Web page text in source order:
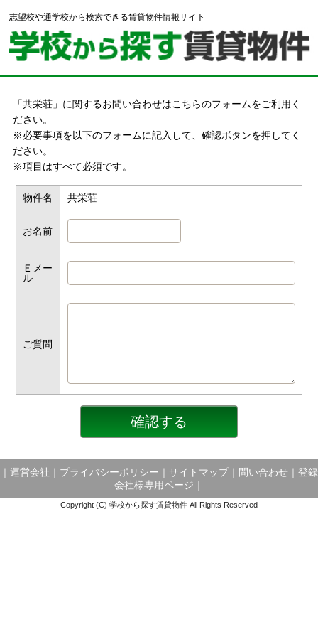
志望校や通学校から検索できる賃貸物件情報サイト
「共栄荘」に関するお問い合わせはこちらのフォームをご利用く
ださい。
※必要事項を以下のフォームに記入して、確認ボタンを押してく
ださい。
※項目はすべて必須です。
物件名 共栄荘
お名前
Ｅメー
ル
ご質問
運営会社 プライバシーポリシー サイトマップ｜ 問い合わせ
登録
会社様専用ページ
Copyright (C) 学校から探す賃貸物件 All Rights Reserved